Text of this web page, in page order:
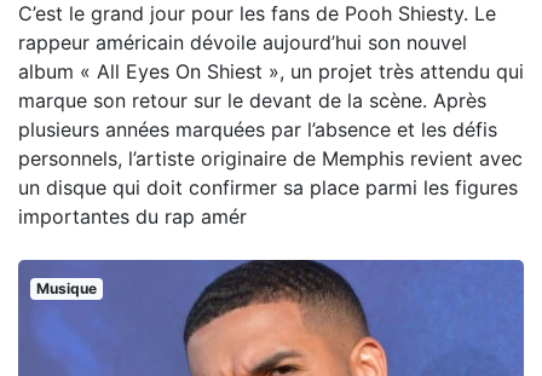
C’est le grand jour pour les fans de Pooh Shiesty. Le
rappeur américain dévoile aujourd’hui son nouvel
album « All Eyes On Shiest », un projet très attendu qui
marque son retour sur le devant de la scène. Après
plusieurs années marquées par l’absence et les défis
personnels, l’artiste originaire de Memphis revient avec
un disque qui doit confirmer sa place parmi les figures
importantes du rap amér
Musique